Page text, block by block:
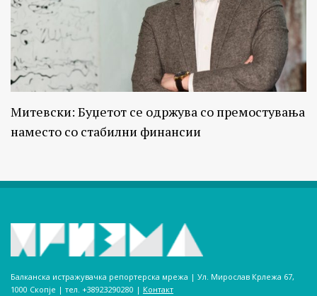
Митевски: Буџетот се одржува со премостувања
наместо со стабилни финансии
Балканска истражувачка репортерска мрежа | Ул. Мирослав Крлежа 67,
1000 Скопје | тел. +38923290280­ | Контакт